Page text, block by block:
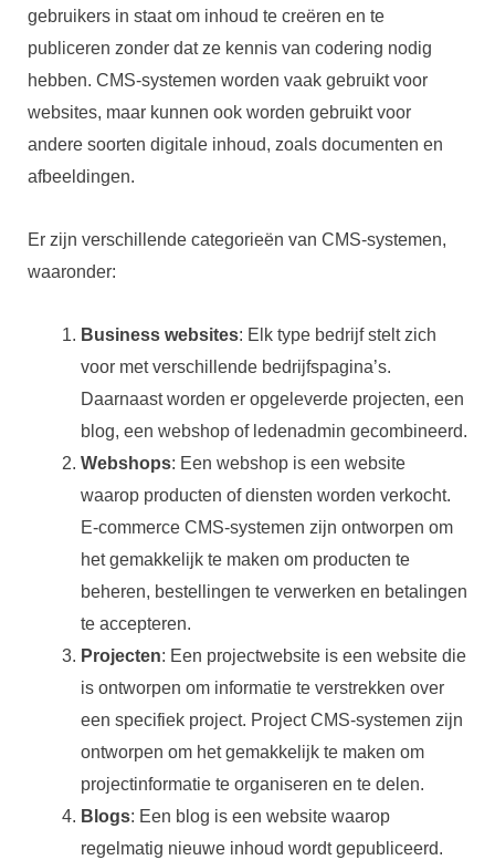
gebruikers in staat om inhoud te creëren en te
publiceren zonder dat ze kennis van codering nodig
hebben. CMS-systemen worden vaak gebruikt voor
websites, maar kunnen ook worden gebruikt voor
andere soorten digitale inhoud, zoals documenten en
afbeeldingen.
Er zijn verschillende categorieën van CMS-systemen,
waaronder:
Business websites: Elk type bedrijf stelt zich
voor met verschillende bedrijfspagina’s.
Daarnaast worden er opgeleverde projecten, een
blog, een webshop of ledenadmin gecombineerd.
Webshops: Een webshop is een website
waarop producten of diensten worden verkocht.
E-commerce CMS-systemen zijn ontworpen om
het gemakkelijk te maken om producten te
beheren, bestellingen te verwerken en betalingen
te accepteren.
Projecten: Een projectwebsite is een website die
is ontworpen om informatie te verstrekken over
een specifiek project. Project CMS-systemen zijn
ontworpen om het gemakkelijk te maken om
projectinformatie te organiseren en te delen.
Blogs: Een blog is een website waarop
regelmatig nieuwe inhoud wordt gepubliceerd.